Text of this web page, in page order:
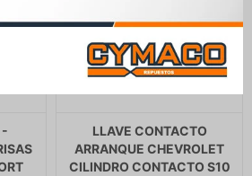
-
LLAVE CONTACTO
ARRANQUE CHEVROLET
CILINDRO CONTACTO S10